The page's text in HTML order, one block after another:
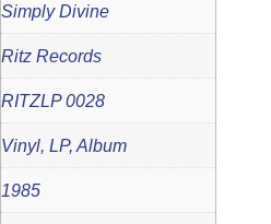
Simply Divine
Ritz Records
RITZLP 0028
Vinyl, LP, Album
1985